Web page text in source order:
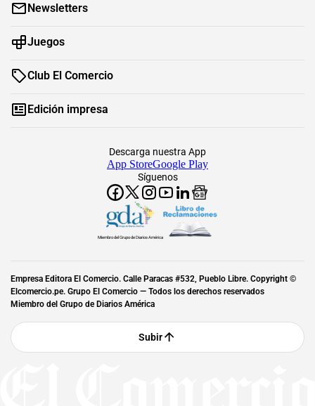
Newsletters
Juegos
Club El Comercio
Edición impresa
Síguenos
Descarga nuestra App
App StoreGoogle Play
Miembro del Grupo de Diarios América
Empresa Editora El Comercio. Calle Paracas #532, Pueblo Libre. Copyright ©
Elcomercio.pe. Grupo El Comercio — Todos los derechos reservados
Miembro del Grupo de Diarios América
Subir